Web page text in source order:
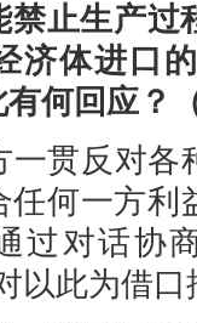
禁止生产过
济体进口
何回应？
一贯反对各
任何一方
过对话协
以此为借